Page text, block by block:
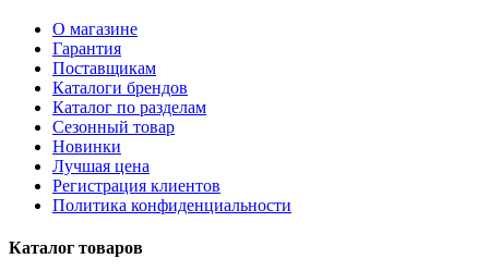
О магазине
Гарантия
Поставщикам
Каталоги брендов
Каталог по разделам
Сезонный товар
Новинки
Лучшая цена
Регистрация клиентов
Политика конфиденциальности
Каталог товаров